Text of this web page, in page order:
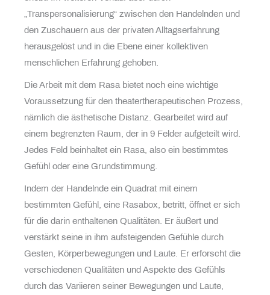
„Transpersonalisierung“ zwischen den Handelnden und
den Zuschauern aus der privaten Alltagserfahrung
herausgelöst und in die Ebene einer kollektiven
menschlichen Erfahrung gehoben.
Die Arbeit mit dem Rasa bietet noch eine wichtige
Voraussetzung für den theatertherapeutischen Prozess,
nämlich die ästhetische Distanz. Gearbeitet wird auf
einem begrenzten Raum, der in 9 Felder aufgeteilt wird.
Jedes Feld beinhaltet ein Rasa, also ein bestimmtes
Gefühl oder eine Grundstimmung.
Indem der Handelnde ein Quadrat mit einem
bestimmten Gefühl, eine Rasabox, betritt, öffnet er sich
für die darin enthaltenen Qualitäten. Er äußert und
verstärkt seine in ihm aufsteigenden Gefühle durch
Gesten, Körperbewegungen und Laute. Er erforscht die
verschiedenen Qualitäten und Aspekte des Gefühls
durch das Variieren seiner Bewegungen und Laute,